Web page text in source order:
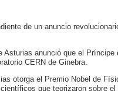
de un anuncio
anunció que el Príncipe
CERN de Ginebra.
otorga el Premio Nobel de
que teorizaron sobre